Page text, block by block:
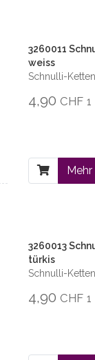
3260011
weiss
Schnulli-
4,90 CHF 1
3260013
türkis
Schnulli-
4,90 CHF 1